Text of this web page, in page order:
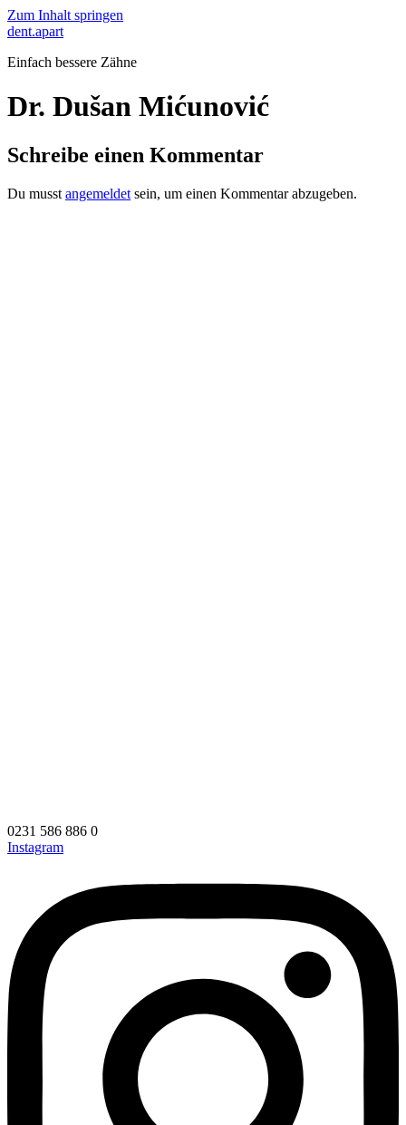
Zum Inhalt springen
dent.apart
Einfach bessere Zähne
Dr. Dušan Mićunović
Schreibe einen Kommentar
Du musst angemeldet sein, um einen Kommentar abzugeben.
0231 586 886 0
Instagram